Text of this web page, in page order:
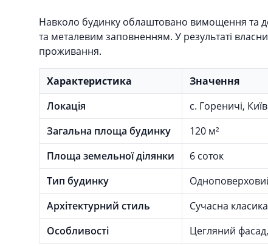
Навколо будинку облаштовано вимощення та
та металевим заповненням. У результаті
проживання.
Характеристика
Значення
Локація
с. Гореничі,
Загальна площа будинку
120 м²
Площа земельної ділянки
6 соток
Тип будинку
Архітектурний стиль
Сучасна класика
Особливості
Цегляний